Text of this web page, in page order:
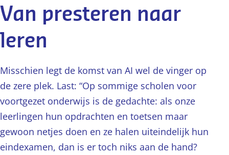
Van presteren naar
leren
Misschien legt de komst van AI wel de vinger op
de zere plek. Last: “Op sommige scholen voor
voortgezet onderwijs is de gedachte: als onze
leerlingen hun opdrachten en toetsen maar
gewoon netjes doen en ze halen uiteindelijk hun
eindexamen, dan is er toch niks aan de hand?